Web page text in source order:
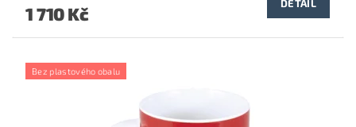
1 710 Kč DETAIL
Bez plastového obalu